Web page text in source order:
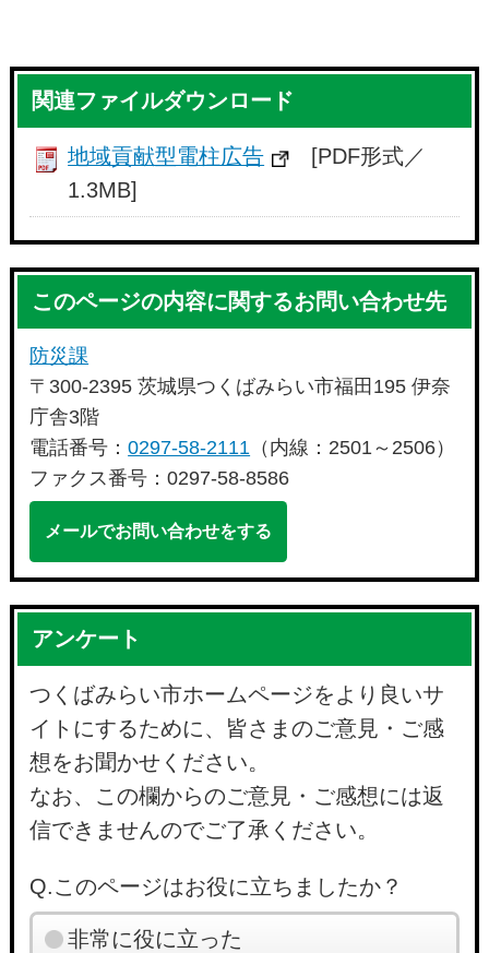
関連ファイルダウンロード
地域貢献型電柱広告
[PDF形式／
1.3MB]
このページの内容に関するお問い合わせ先
防災課
〒300-2395 茨城県つくばみらい市福田195 伊奈
庁舎3階
電話番号：0297-58-2111 （内線：2501～2506）
ファクス番号：0297-58-8586
メールでお問い合わせをする
アンケート
つくばみらい市ホームページをより良いサ
イトにするために、皆さまのご意見・ご感
想をお聞かせください。
なお、この欄からのご意見・ご感想には返
信できませんのでご了承ください。
Q.このページはお役に立ちましたか？
非常に役に立った